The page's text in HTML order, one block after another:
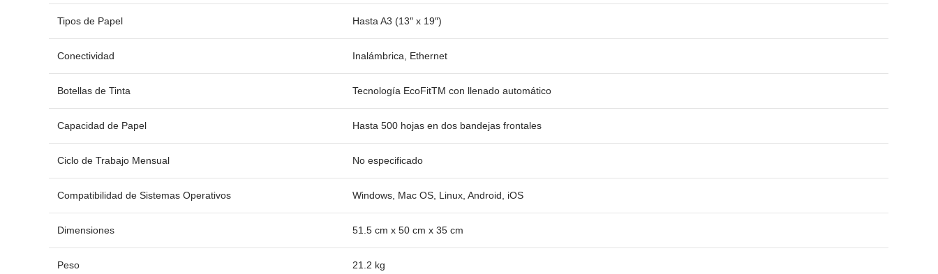
Tipos de Papel Hasta A3 (13″ x 19″)
Conectividad Inalámbrica, Ethernet
Botellas de Tinta Tecnología EcoFitTM con llenado automático
Capacidad de Papel Hasta 500 hojas en dos bandejas frontales
Ciclo de Trabajo Mensual No especificado
Compatibilidad de Sistemas Operativos Windows, Mac OS, Linux, Android, iOS
Dimensiones 51.5 cm x 50 cm x 35 cm
Peso 21.2 kg